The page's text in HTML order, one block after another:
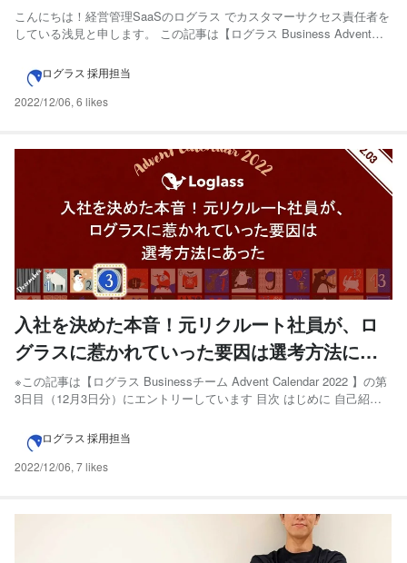
こんにちは！経営管理SaaSのログラス でカスタマーサクセス責任者を
している浅見と申します。 この記事は【ログラス Business Advent
年の瀬も近づいておりますので、CSチームとして2022年意識して取り
組んだことについ...
ログラス 採用担当
2022/12/06, 6 likes
入社を決めた本音！元リクルート社員が、ロ
グラスに惹かれていった要因は選考方法にあ
った
※この記事は【ログラス Businessチーム Advent Calendar 2022 】の第
3日目（12月3日分）にエントリーしています 目次 はじめに 自己紹介
サンプルテスト ◆人生マップ 最後に はじめに みなさん、はじめまし
て！清水大...
ログラス 採用担当
2022/12/06, 7 likes